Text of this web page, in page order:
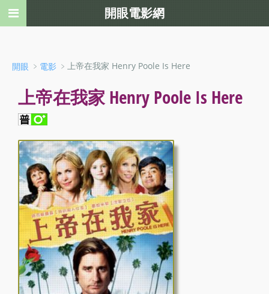
開眼 ﹥ 電影 ﹥上帝在我家 Henry Poole Is Here
上帝在我家 Henry Poole Is Here
開眼電影網